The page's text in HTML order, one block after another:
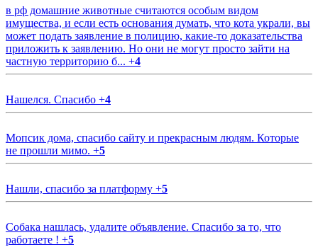
в рф домашние животные считаются особым видом
имущества, и если есть основания думать, что кота украли, вы
может подать заявление в полицию, какие-то доказательства
приложить к заявлению. Но они не могут просто зайти на
частную территорию б... +4
Нашелся. Спасибо +4
Мопсик дома, спасибо сайту и прекрасным людям. Которые
не прошли мимо. +5
Нашли, спасибо за платформу +5
Собака нашлась, удалите объявление. Спасибо за то, что
работаете ! +5